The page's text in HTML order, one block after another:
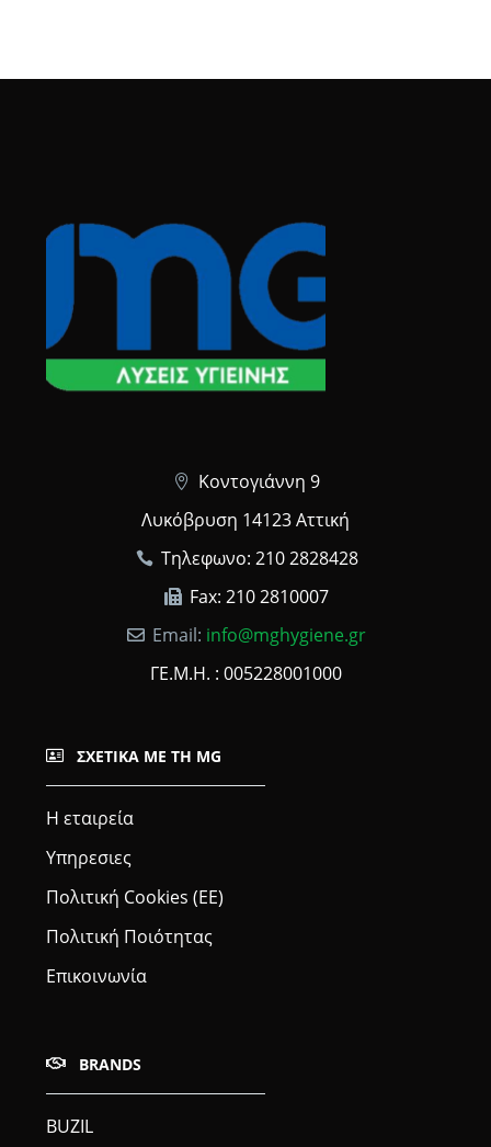
Κοντογιάννη 9
Λυκόβρυση 14123 Αττική
Τηλεφωνο: 210 2828428
Fax: 210 2810007
Email: info@mghygiene.gr
ΓΕ.Μ.Η. : 005228001000
ΣΧΕΤΙΚΆ ΜΕ ΤΗ MG
Η εταιρεία
Υπηρεσιες
Πολιτική Cookies (ΕΕ)
Πολιτική Ποιότητας
Επικοινωνία
BRANDS
BUZIL